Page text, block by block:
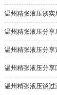
温州精张液压谈实
温州精张液压分享
温州精张液压分享
温州精张液压分
温州精张液压谈过